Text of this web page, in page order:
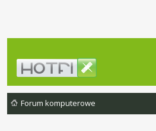
Forum komputerowe